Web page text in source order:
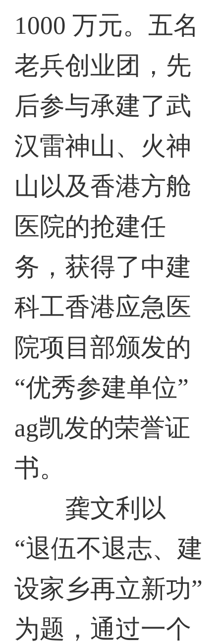
1000 万元。五名
老兵创业团，先
后参与承建了武
汉雷神山、火神
山以及香港方舱
医院的抢建任
务，获得了中建
科工香港应急医
院项目部颁发的
“优秀参建单位”
ag凯发的荣誉证
书。
龚文利以
“退伍不退志、建
设家乡再立新功”
为题，通过一个